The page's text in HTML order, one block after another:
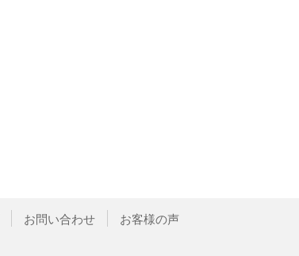
お問い合わせ お客様の声